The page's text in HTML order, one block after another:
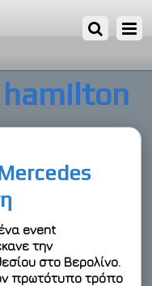
event
την
στο Βερολίνο.
πρωτότυπο τρόπο